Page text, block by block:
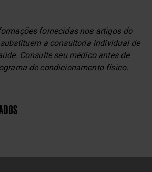
fornecidas nos artigos do
a consultoria individual de
Consulte seu médico antes de
de condicionamento físico.